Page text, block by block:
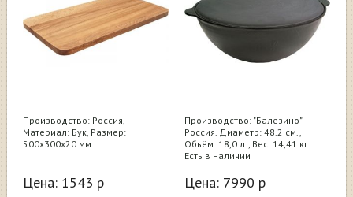
Производство: Россия,
Материал: Бук, Размер:
500x300x20 мм
Цена: 1543 р
Производство: "Балезино"
Россия. Диаметр: 48.2 см.,
Объём: 18,0 л., Вес: 14,41 кг.
Есть в наличии
Цена: 7990 р